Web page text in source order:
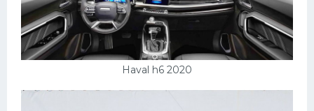
Haval h6 2020